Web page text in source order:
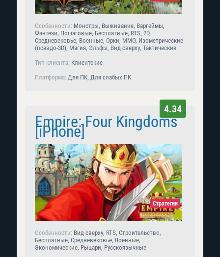
Особенности: Монстры, Выживание, Варгеймы,
Фэнтези, Пошаговые, Бесплатные, RTS, 2D,
Средневековье, Военные, Орки, MMO, Изометрические
(псевдо-3D), Магия, Эльфы, Вид сверху, Тактические
Тип клиента: Клиентские
Платформа: Для ПК, Для слабых ПК
Empire: Four Kingdoms
[iPhone]
4.34
Стратегии
Особенности: Вид сверху, RTS, Строительство,
Бесплатные, Средневековье, Военные,
Экономические, Рыцари, Русскоязычные